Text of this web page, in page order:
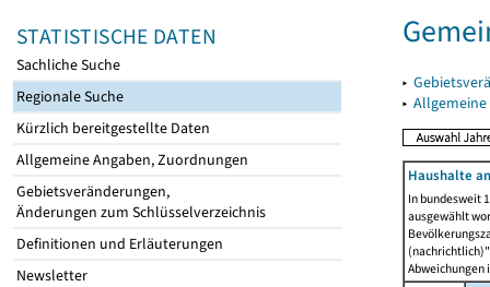
STATISTISCHE DATEN
Sachliche Suche
Regionale Suche
Kürzlich bereitgestellte Daten
Allgemeine Angaben, Zuordnungen
Gebietsveränderungen,
Änderungen zum Schlüsselverzeichnis
Definitionen und Erläuterungen
Newsletter
▸
▸
Haushalte
In bundesweit
ausgewählt
Abweichungen